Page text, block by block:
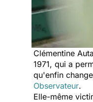
Clémentine
1971, qui a
qu'enfin
Observateur.
Elle-même